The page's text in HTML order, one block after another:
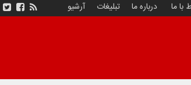
با ما درباره ما تبلیغات آرشیو